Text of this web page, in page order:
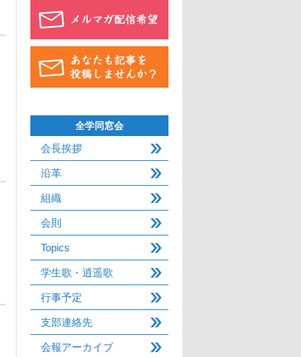
全学同窓会
会長挨拶
沿革
組織
会則
Topics
学生歌・逍遥歌
行事予定
支部連絡先
会報アーカイブ